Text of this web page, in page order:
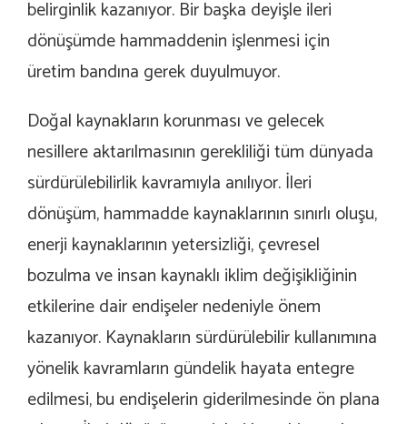
belirginlik kazanıyor. Bir başka deyişle ileri
dönüşümde hammaddenin işlenmesi için
üretim bandına gerek duyulmuyor.
Doğal kaynakların korunması ve gelecek
nesillere aktarılmasının gerekliliği tüm dünyada
sürdürülebilirlik kavramıyla anılıyor. İleri
dönüşüm, hammadde kaynaklarının sınırlı oluşu,
enerji kaynaklarının yetersizliği, çevresel
bozulma ve insan kaynaklı iklim değişikliğinin
etkilerine dair endişeler nedeniyle önem
kazanıyor. Kaynakların sürdürülebilir kullanımına
yönelik kavramların gündelik hayata entegre
edilmesi, bu endişelerin giderilmesinde ön plana